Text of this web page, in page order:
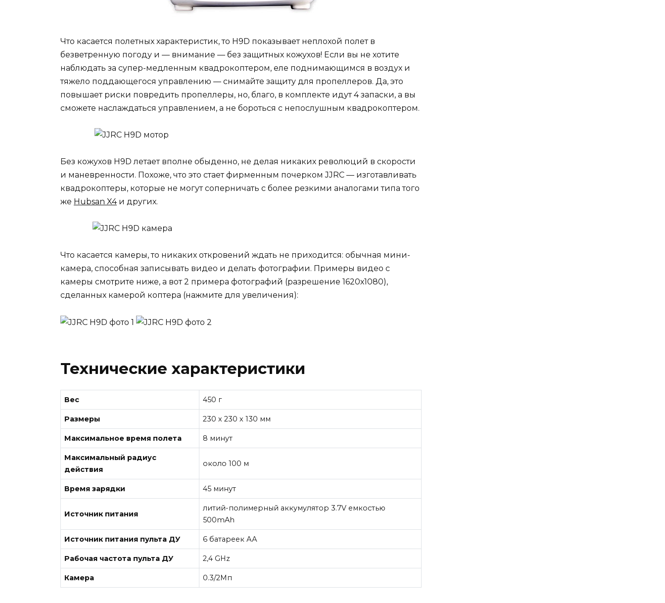
Что касается полетных характеристик, то H9D показывает неплохой полет в
безветренную погоду и — внимание — без защитных кожухов! Если вы не хотите
наблюдать за супер-медленным квадрокоптером, еле поднимающимся в воздух и
тяжело поддающегося управлению — снимайте защиту для пропеллеров. Да, это
повышает риски повредить пропеллеры, но, благо, в комплекте идут 4 запаски, а вы
сможете наслаждаться управлением, а не бороться с непослушным квадрокоптером.
Без кожухов H9D летает вполне обыденно, не делая никаких революций в скорости
и маневренности. Похоже, что это стает фирменным почерком JJRC — изготавливать
квадрокоптеры, которые не могут соперничать с более резкими аналогами типа того
же Hubsan X4и других.
Что касается камеры, то никаких откровений ждать не приходится: обычная мини-
камера, способная записывать видео и делать фотографии. Примеры видео с
камеры смотрите ниже, а вот 2 примера фотографий (разрешение 1620х1080),
сделанных камерой коптера (нажмите для увеличения):
Технические характеристики
Вес 450 г
Размеры 230 х 230 х 130 мм
Максимальное время полета 8 минут
Максимальный радиус
действия
около 100 м
Время зарядки 45 минут
Источник питания
литий-полимерный аккумулятор 3.7V емкостью
500mAh
Источник питания пульта ДУ 6 батареек АА
Рабочая частота пульта ДУ 2,4 GHz
Камера 0.3/2Мп